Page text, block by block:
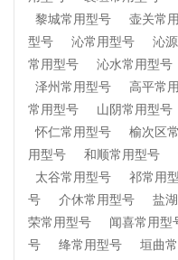
黎城常用型号
壶关常
型号
沁常用型号 沁
常用型号
沁水常用型号
泽州常用型号
高平常
常用型号
山阴常用型号
怀仁常用型号
榆次区
用型号
和顺常用型号
太谷常用型号
祁常用
号
介休常用型号 盐
荣常用型号
闻喜常用型
号
绛常用型号 垣曲